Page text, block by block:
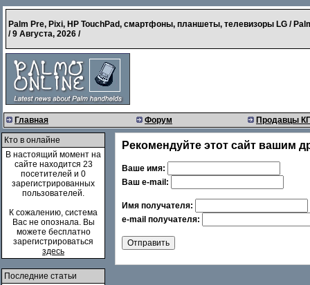
Palm Pre, Pixi, HP TouchPad, смартфоны, планшеты, телевизоры LG /
/9 Августа, 2026 /
Главная Форум Продавцы
Кто в онлайне
В настоящий момент на
сайте находится 23
посетителей и 0
зарегистрированных
пользователей.
К сожалению, система
Вас не опознала. Вы
можете бесплатно
зарегистрироваться
здесь
Последние статьи
Рекомендуйте этот сайт вашим
Ваше имя:
Ваш e-mail:
Имя получателя:
e-mail получателя: